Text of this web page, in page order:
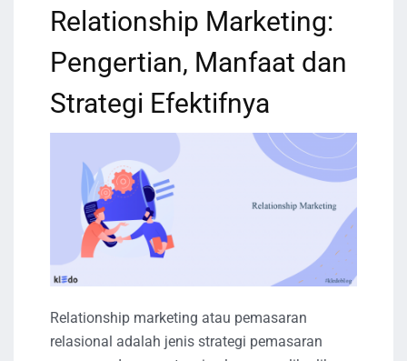
Relationship Marketing:
Pengertian, Manfaat dan
Strategi Efektifnya
Relationship marketing atau pemasaran
relasional adalah jenis strategi pemasaran